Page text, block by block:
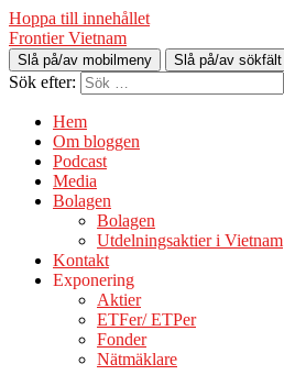
Hoppa till innehållet
Frontier Vietnam
Slå på/av mobilmeny Slå på/av sökfält
Sök efter:
Hem
Om bloggen
Podcast
Media
Bolagen
Bolagen
Utdelningsaktier i Vietnam
Kontakt
Exponering
Aktier
ETFer/ ETPer
Fonder
Nätmäklare